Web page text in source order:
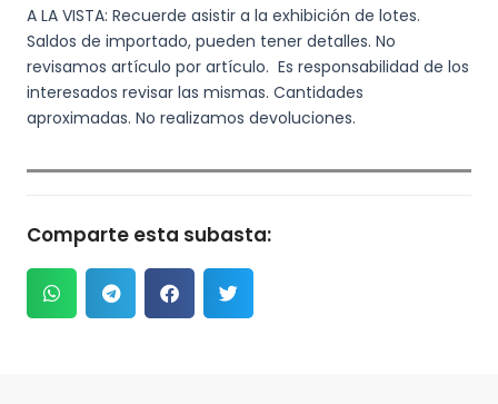
A LA VISTA: Recuerde asistir a la exhibición de lotes.
Saldos de importado, pueden tener detalles. No
revisamos artículo por artículo. Es responsabilidad de los
interesados revisar las mismas. Cantidades
aproximadas. No realizamos devoluciones.
Comparte esta subasta: